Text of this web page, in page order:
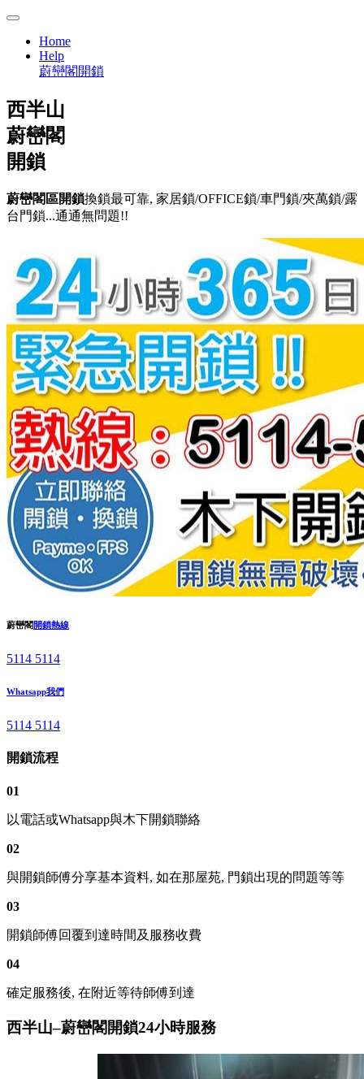
Home
Help
蔚巒閣開鎖
西半山
蔚巒閣
開鎖
蔚巒閣區開鎖換鎖最可靠, 家居鎖/OFFICE鎖/車門鎖/夾萬鎖/露
台門鎖...通通無問題!!
蔚巒閣開鎖熱線
5114 5114
Whatsapp我們
5114 5114
開鎖流程
01
以電話或Whatsapp與木下開鎖聯絡
02
與開鎖師傅分享基本資料, 如在那屋苑, 門鎖出現的問題等等
03
開鎖師傅回覆到達時間及服務收費
04
確定服務後, 在附近等待師傅到達
西半山–蔚巒閣開鎖24小時服務